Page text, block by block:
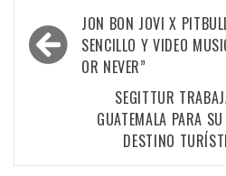
Navegación
de
entradas
JON BON JOVI X
SENCILLO Y VIDEO
OR NEVER”
SEGITTUR
GUATEMALA PARA
DESTINO